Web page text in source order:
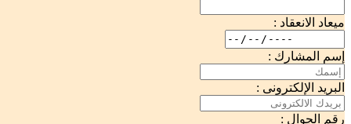
ميعاد الانعقاد :
إسم المشارك :
البريد الإلكترونى :
رقم الجوال :